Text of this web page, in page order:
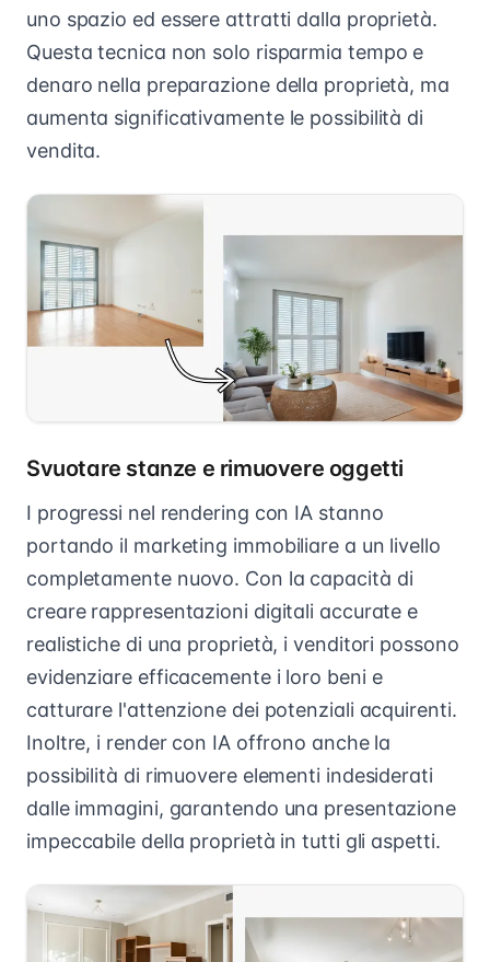
uno spazio ed essere attratti dalla proprietà.
Questa tecnica non solo risparmia tempo e
denaro nella preparazione della proprietà, ma
aumenta significativamente le possibilità di
vendita.
Svuotare stanze e rimuovere oggetti
I progressi nel rendering con IA stanno
portando il marketing immobiliare a un livello
completamente nuovo. Con la capacità di
creare rappresentazioni digitali accurate e
realistiche di una proprietà, i venditori possono
evidenziare efficacemente i loro beni e
catturare l'attenzione dei potenziali acquirenti.
Inoltre, i render con IA offrono anche la
possibilità di rimuovere elementi indesiderati
dalle immagini, garantendo una presentazione
impeccabile della proprietà in tutti gli aspetti.